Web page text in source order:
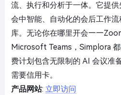
流、执行和分析于一体。它提
会中智能、自动化的会后工作
库。无论你在哪里开会
Microsoft Teams，Simplora
费计划包含无限制的 AI 会议准
需要信用卡。
产品网站: 立即访问